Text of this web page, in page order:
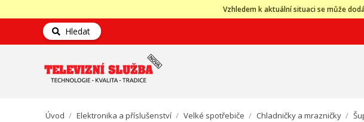
Vzhledem k aktuální situaci se může
Hledat
Úvod / Elektronika a příslušenství / Velké spotřebiče / Chladničky a mrazničky /